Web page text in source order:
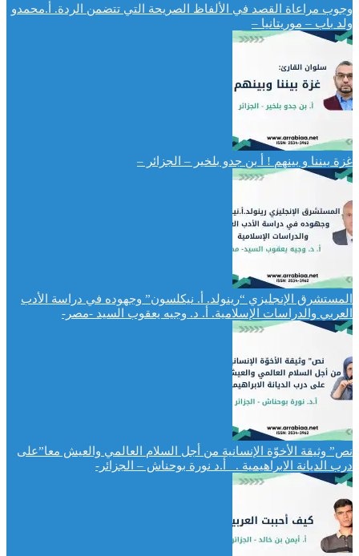
وجوب مراعاة القصد في الألفاظ الصريحة التي تتضمن الردة. أ.محمدو
ولد باب – موريتانيا –
غزة بيننا و بينهم ! أ بن جدو بلخير – الجزائر –
المستشرق الإنجليزي “رينولد. أ. نيكلسون” وجهوده في دراسة الأدب
العربي والدراسات الإسلامية. أ. د. وجيه يعقوب السيد -مصر-
نص” وثيقة الأخوّة الإنسانية من أجل السلام العالمي والعيش معا”على
درب الديانة الابراهيمية . أ.د نورة بوحناش – الجزائر-